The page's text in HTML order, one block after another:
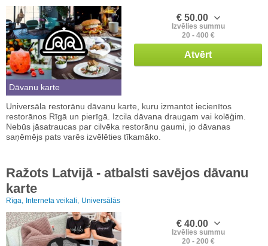
Dāvanu karte
€ 50.00
Izvēlies summu
20 - 400 €
Atvērt
Universāla restorānu dāvanu karte, kuru izmantot iecienītos
restorānos Rīgā un pierīgā. Izcila dāvana draugam vai kolēģim.
Nebūs jāsatraucas par cilvēka restorānu gaumi, jo dāvanas
saņēmējs pats varēs izvēlēties tīkamāko.
Ražots Latvijā - atbalsti savējos dāvanu
karte
Rīga, Interneta veikali, Universālās
€ 40.00
Izvēlies summu
20 - 200 €